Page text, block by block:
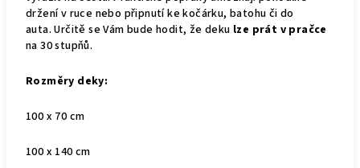
držení v ruce nebo připnutí ke kočárku, batohu či do
auta.Určitě se Vám bude hodit, že deku lze prát v pračce
na 30 stupňů.
Rozměry deky:
100 x 70 cm
100 x 140 cm